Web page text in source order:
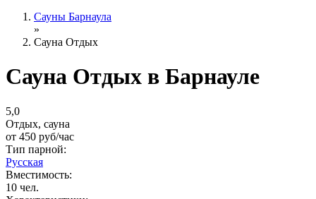
Сауны Барнаула
»
Сауна Отдых
Сауна Отдых в Барнауле
5,0
Отдых, сауна
от 450 руб/час
Тип парной:
Русская
Вместимость:
10 чел.